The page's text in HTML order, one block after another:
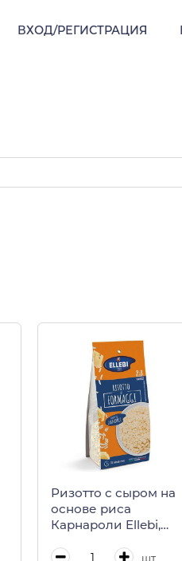
ВХОД/РЕГИСТРАЦИЯ
Ризотто с сыром на
основе риса
Карнароли Ellebi,
шт